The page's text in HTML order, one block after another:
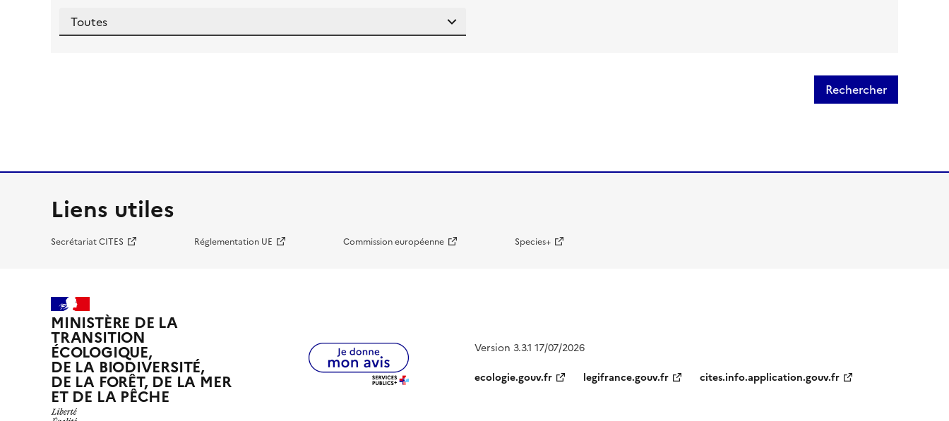
Rechercher
Liens utiles
Secrétariat CITES Réglementation UE Commission européenne Species+
MINISTÈRE DE LA
TRANSITION
ÉCOLOGIQUE,
DE LA BIODIVERSITÉ,
DE LA FORÊT, DE LA MER
ET DE LA PÊCHE
Version 3.3.1 17/07/2026
ecologie.gouv.fr
legifrance.gouv.fr cites.info.application.gouv.fr